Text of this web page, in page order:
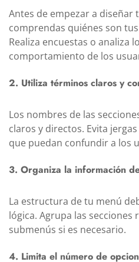
Antes de empezar a diseñar
comprendas quiénes son
Realiza encuestas o analiza
comportamiento de los
2. Utiliza términos claros y
Los nombres de las
claros y directos. Evita
que puedan confundir a los
3. Organiza la información
La estructura de tu menú
lógica. Agrupa las secciones
submenús si es necesario.
4. Limita el número de